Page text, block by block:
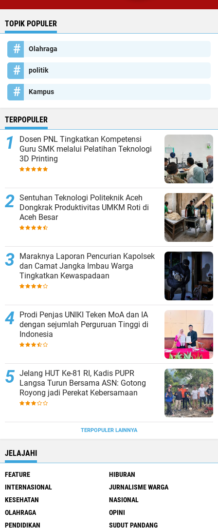
TOPIK POPULER
Olahraga
politik
Kampus
TERPOPULER
Dosen PNL Tingkatkan Kompetensi
Guru SMK melalui Pelatihan Teknologi
3D Printing
Sentuhan Teknologi Politeknik Aceh
Dongkrak Produktivitas UMKM Roti di
Aceh Besar
Maraknya Laporan Pencurian Kapolsek
dan Camat Jangka Imbau Warga
Tingkatkan Kewaspadaan
Prodi Penjas UNIKI Teken MoA dan IA
dengan sejumlah Perguruan Tinggi di
Indonesia
Jelang HUT Ke-81 RI, Kadis PUPR
Langsa Turun Bersama ASN: Gotong
Royong jadi Perekat Kebersamaan
TERPOPULER LAINNYA
JELAJAHI
FEATURE
HIBURAN
INTERNASIONAL
JURNALISME WARGA
KESEHATAN
NASIONAL
OLAHRAGA
OPINI
PENDIDIKAN
SUDUT PANDANG